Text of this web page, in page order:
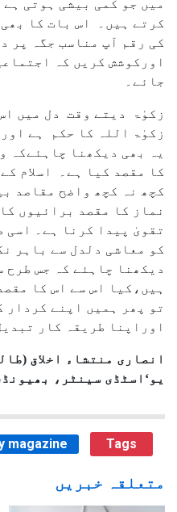
میں جو کمی بیشی ہوتی
کرتے ہیں۔ اس بات کا
کی رقم آپ مناسب جگہ پر
اورکوشش کریں کہ
جائے۔
زکوٰۃ دیتے وقت دل میں
زکوٰۃ اللہ کا حکم ہے
یہ بھی دیکھنا چاہئےکہ
کا مقصد کیا ہے۔ اسلام
کچھ نہ کچھ واضح مقاصد
نماز کا مقصد برائیوں
تقویٰ پیدا کرنا ہے۔ اسی
کو معاشی دلدل سے باہر
دیکھنا چاہئے کہ جس طرح
ہیں،کیا اس سے اس کا
تو پھر ہمیں اپنے کردار
اوراپنا طریقہ کار
انصاری منتشاء اخلاق
یو‘اسٹڈی سینٹر،
magazine Tags
متعلقہ خبریں